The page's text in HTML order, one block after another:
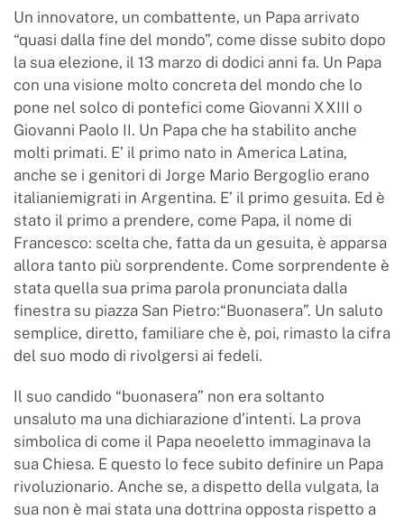
Un innovatore, un combattente, un Papa arrivato
“quasi dalla fine del mondo”, come disse subito dopo
la sua elezione, il 13 marzo di dodici anni fa. Un Papa
con una visione molto concreta del mondo che lo
pone nel solco di pontefici come Giovanni XXIII o
Giovanni Paolo II. Un Papa che ha stabilito anche
molti primati. E’ il primo nato in America Latina,
anche se i genitori di Jorge Mario Bergoglio erano
italianiemigrati in Argentina. E’ il primo gesuita. Ed è
stato il primo a prendere, come Papa, il nome di
Francesco: scelta che, fatta da un gesuita, è apparsa
allora tanto più sorprendente. Come sorprendente è
stata quella sua prima parola pronunciata dalla
finestra su piazza San Pietro:“Buonasera”. Un saluto
semplice, diretto, familiare che è, poi, rimasto la cifra
del suo modo di rivolgersi ai fedeli.
Il suo candido “buonasera” non era soltanto
unsaluto ma una dichiarazione d’intenti. La prova
simbolica di come il Papa neoeletto immaginava la
sua Chiesa. E questo lo fece subito definire un Papa
rivoluzionario. Anche se, a dispetto della vulgata, la
sua non è mai stata una dottrina opposta rispetto a